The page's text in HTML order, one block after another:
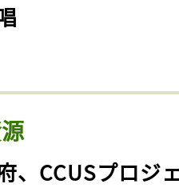
、CCUSプロジ